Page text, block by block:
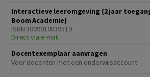
Interactieve leeromgeving (2 jaar
Boom Academie)
ISBN 3009010039519
Direct via e-mail
Docentexemplaar aanvragen
Voor docenten met een onderwijsaccount